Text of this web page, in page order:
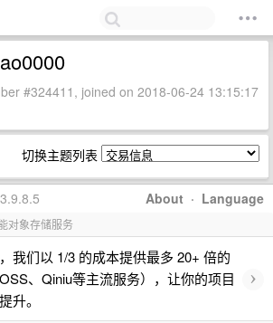
#324411, joined on 2018-06-24 13:15:17
切换主题列表
About · Language
对象存储服务
我们以 1/3 的成本提供最多 20+ 倍的
、Qiniu等主流服务），让你的项目
升。
›